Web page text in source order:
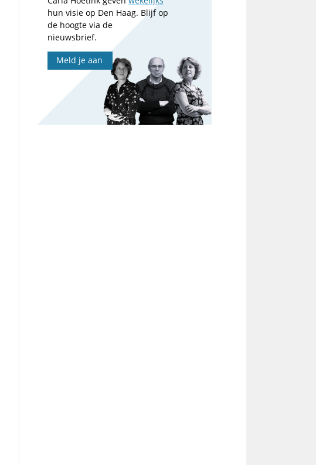
hun visie op Den Haag. Blijf op
de hoogte via de
nieuwsbrief.
Meld je aan